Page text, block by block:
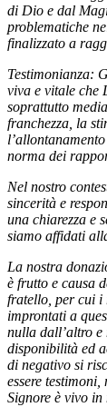
di Dio e dal
problematiche
finalizzato a
Testimonianza:
viva e vitale che
soprattutto
franchezza, la
norma dei
Nel nostro
sincerità e
una chiarezza e
siamo affidati
La nostra
è frutto e causa
fratello, per cui i
improntati a
nulla dall’altro
disponibilità ed
di negativo si
essere
Signore è vivo in